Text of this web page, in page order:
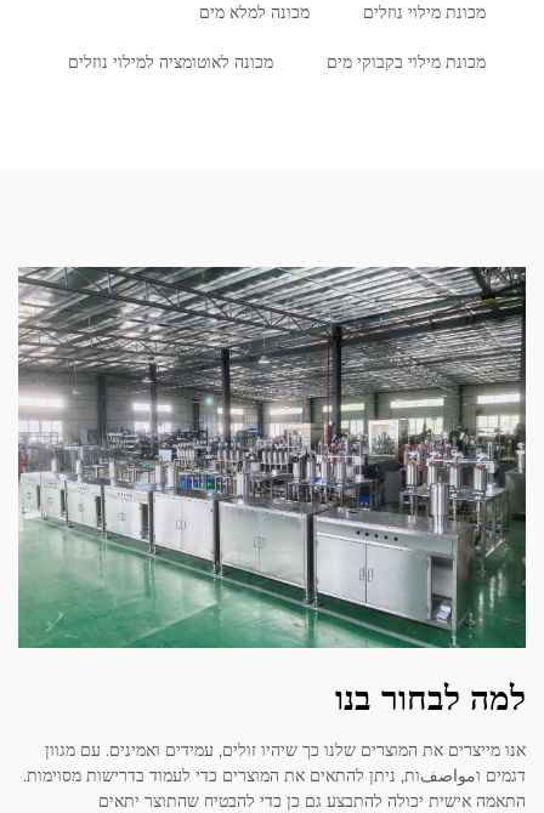
מכונת מילוי נוזלים מכונה למלא מים
מכונת מילוי בקבוקי מים מכונה לאוטומציה למילוי נוזלים
למה לבחור בנו
אנו מייצרים את המוצרים שלנו כך שיהיו זולים, עמידים ואמינים. עם מגוון
דגמים וمواصفות, ניתן להתאים את המוצרים כדי לעמוד בדרישות מסוימות.
התאמה אישית יכולה להתבצע גם כן כדי להבטיח שהתוצר יתאים